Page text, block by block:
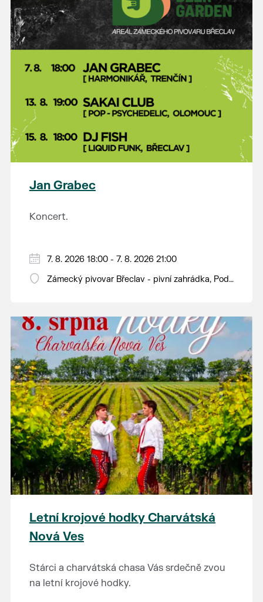
Jan Grabec
Koncert.
7. 8. 2026 18:00 - 7. 8. 2026 21:00
Zámecký pivovar Břeclav - pivní zahrádka, Pod
Letní krojové hodky Charvátská
Nová Ves
Stárci a charvátská chasa Vás srdečně zvou
na letní krojové hodky.